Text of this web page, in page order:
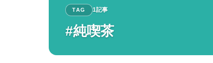
TAG 1記事
#純喫茶